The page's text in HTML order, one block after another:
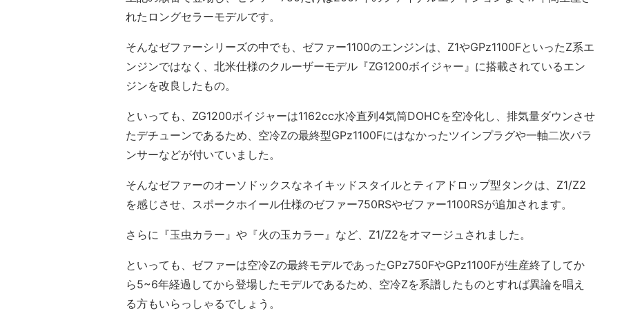
れたロングセラーモデルです。
そんなゼファーシリーズの中でも、ゼファー1100のエンジンは、Z1やGPz1100FといったZ系エ
ンジンではなく、北米仕様のクルーザーモデル『ZG1200ボイジャー』に搭載されているエン
ジンを改良したもの。
といっても、ZG1200ボイジャーは1162cc水冷直列4気筒DOHCを空冷化し、排気量ダウンさせ
たデチューンであるため、空冷Zの最終型GPz1100Fにはなかったツインプラグや一軸二次バラ
ンサーなどが付いていました。
そんなゼファーのオーソドックスなネイキッドスタイルとティアドロップ型タンクは、Z1/Z2
を感じさせ、スポークホイール仕様のゼファー750RSやゼファー1100RSが追加されます。
さらに『玉虫カラー』や『火の玉カラー』など、Z1/Z2をオマージュされました。
といっても、ゼファーは空冷Zの最終モデルであったGPz750FやGPz1100Fが生産終了してか
ら5~6年経過してから登場したモデルであるため、空冷Zを系譜したものとすれば異論を唱え
る方もいらっしゃるでしょう。